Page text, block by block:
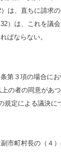
は、直ちに請求の
）は、これを議
ばならない。
第３項の場合に
の者の同意があ
規定による議決
市町村長の（４